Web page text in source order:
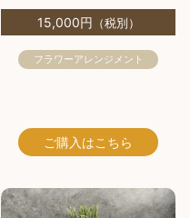
15,000円 （税別）
フラワーアレンジメント
ご購入 はこちら